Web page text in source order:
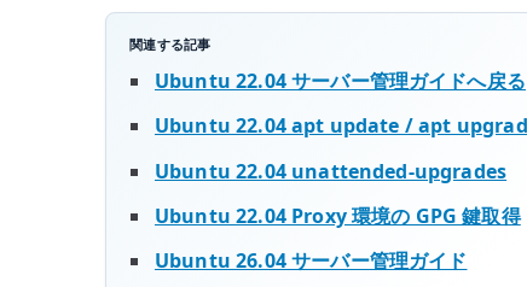
関連する記事
Ubuntu 22.04 サーバー管理ガイドへ戻る
Ubuntu 22.04 apt update / apt
Ubuntu 22.04 unattended-upgrades
Ubuntu 22.04 Proxy 環境の GPG 鍵取得
Ubuntu 26.04 サーバー管理ガイド